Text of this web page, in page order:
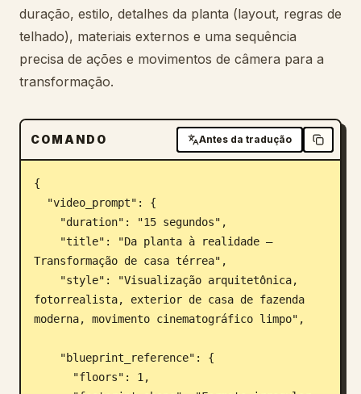
duração, estilo, detalhes da planta (layout, regras de
telhado), materiais externos e uma sequência
precisa de ações e movimentos de câmera para a
transformação.
COMANDO Antes da tradução
{
Transformação de casa térrea",
fotorrealista, exterior de casa de fazenda
moderna, movimento cinematográfico limpo",